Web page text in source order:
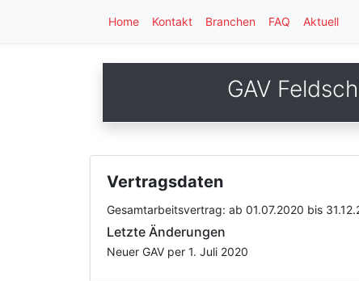
Home Kontakt Branchen FAQ Aktuell
GAV
Vertragsdaten
Gesamtarbeitsvertrag: ab 01.07.2020 bis
Letzte Änderungen
Neuer GAV per 1. Juli 2020